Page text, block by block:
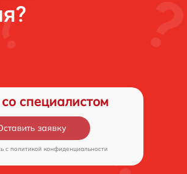
специалистом
заявку
c политикой конфиденциальности